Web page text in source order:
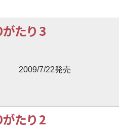
たり 3
2009/7/22発売
たり 2